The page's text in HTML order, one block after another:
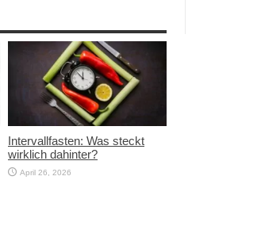
Intervallfasten: Was steckt
wirklich dahinter?
April 26, 2026